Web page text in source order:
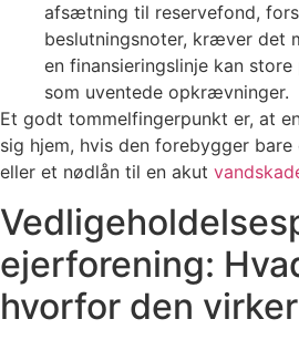
afsætning til reservefond,
beslutningsnoter, kræver det
en finansieringslinje kan
som uventede opkrævninger.
Et godt tommelfingerpunkt er, at
sig hjem, hvis den forebygger
eller et nødlån til en akut
ejerforening:
hvorfor den virker